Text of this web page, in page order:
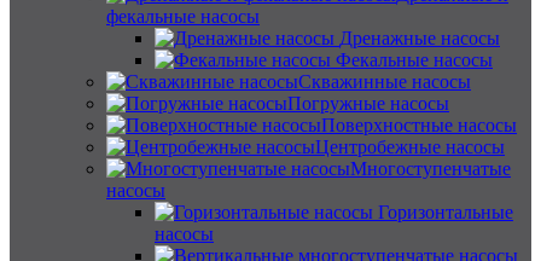
фекальные насосы
Дренажные насосы
Фекальные насосы
Скважинные насосы
Погружные насосы
Поверхностные насосы
Центробежные насосы
Многоступенчатые
насосы
Горизонтальные
насосы